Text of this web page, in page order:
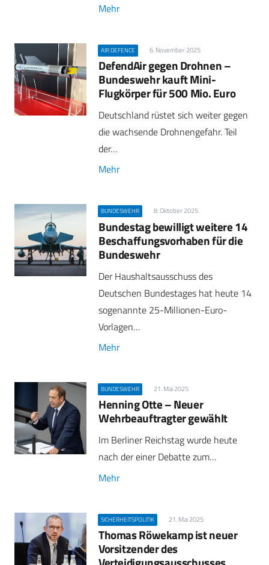
Mehr
AIR DEFENCE 6. November 2025
DefendAir gegen Drohnen –
Bundeswehr kauft Mini-
Flugkörper für 500 Mio. Euro
Deutschland rüstet sich weiter gegen
die wachsende Drohnengefahr. Teil
der…
Mehr
BUNDESWEHR 8. Oktober 2025
Bundestag bewilligt weitere 14
Beschaffungsvorhaben für die
Bundeswehr
Der Haushaltsausschuss des
Deutschen Bundestages hat heute 14
sogenannte 25-Millionen-Euro-
Vorlagen…
Mehr
BUNDESWEHR 21. Mai 2025
Henning Otte – Neuer
Wehrbeauftragter gewählt
Im Berliner Reichstag wurde heute
nach der einer Debatte zum…
Mehr
SICHERHEITSPOLITIK 21. Mai 2025
Thomas Röwekamp ist neuer
Vorsitzender des